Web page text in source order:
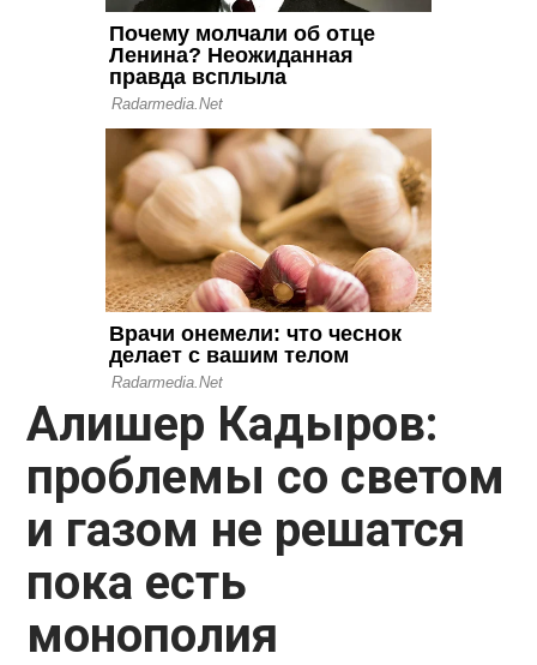
Алишер Кадыров:
проблемы со светом
и газом не решатся
пока есть
монополия